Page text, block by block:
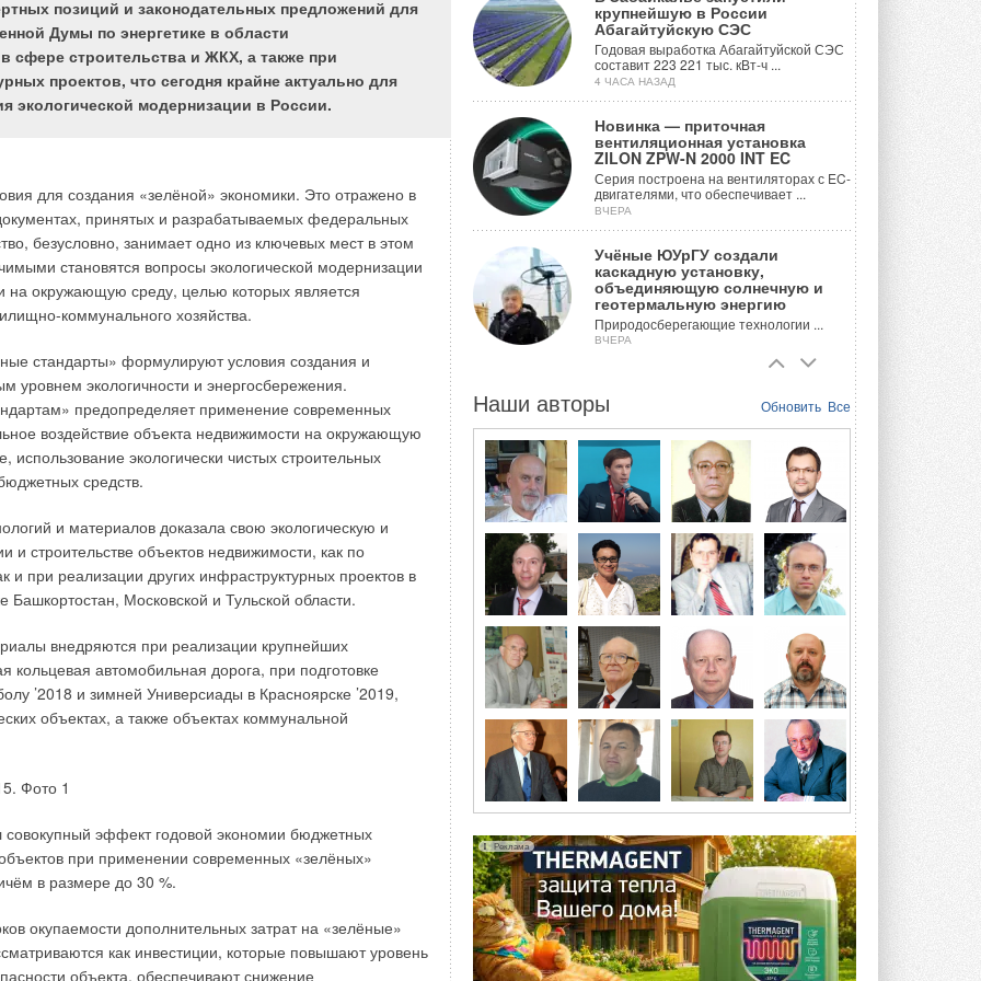
позиций и законодательных предложений для
Думы по энергетике в области
сфере строительства и ЖКХ, а также при
проектов, что сегодня крайне актуально для
экологической модернизации в России.
для создания «зелёной» экономики. Это отражено в
принятых и разрабатываемых федеральных
безусловно, занимает одно из ключевых мест в этом
становятся вопросы экологической модернизации
на окружающую среду, целью которых является
коммунального хозяйства.
стандарты» формулируют условия создания и
уровнем экологичности и энергосбережения.
предопределяет применение современных
воздействие объекта недвижимости на окружающую
экологически чистых строительных
средств.
и материалов доказала свою экологическую и
строительстве объектов недвижимости, как по
и при реализации других инфраструктурных проектов в
Башкортостан, Московской и Тульской области.
внедряются при реализации крупнейших
кольцевая автомобильная дорога, при подготовке
’2018 и зимней Универсиады в Красноярске ’2019,
объектах, а также объектах коммунальной
эффект годовой экономии бюджетных
при применении современных «зелёных»
в размере до 30 %.
окупаемости дополнительных затрат на «зелёные»
как инвестиции, которые повышают уровень
объекта, обеспечивают снижение
крупнейшую в России
Абагайтуйскую СЭС
Годовая выработка Абагайтуйской СЭС
составит 223 221 тыс. кВт-ч ...
4 ЧАСА НАЗАД
Новинка — приточная
вентиляционная установка
ZILON ZPW-N 2000 INT EC
Серия построена на вентиляторах с EC-
двигателями, что обеспечивает ...
ВЧЕРА
Учёные ЮУрГУ создали
каскадную установку,
объединяющую солнечную и
геотермальную энергию
Природосберегающие технологии ...
ВЧЕРА
технологию защиты
ветрогенераторов от аварий
Разработка учитывает влияние
мерзлоты, обледенения и снеговых ...
ВЧЕРА
Гибридный тепловой насос PV/T
с одним общим испарителем
Исследователи предложили
конструкцию двухисточникового ...
5 АВГУСТА 2026
21-й ежегодный форум
«ЦОД-2026»
Мероприятие пройдет 2-3 сентября в
отеле Radisson Slavyanskaya. Форум
посетит более двух тысяч участников ...
5 АВГУСТА 2026
Китайская Shenling представила
линейку тепловых насосов
«воздух-вода» на R290
включает три модели ...
4 АВГУСТА 2026
Тепловые насосы в связке с
солнечной генерацией и
накопителем снижают
потребление на 60%
Исследователи из Италии установили ...
Обновить Все
Наши авторы
Реклама
компетентности принимаемых решений,
и объективном анализе поступающих
а также объективный отраслевой запрос на
инициатив по преодолению барьеров и мерам
в Российской Федерации явились основанием
по энергетике. Деятельность секции направлена на
по энергетике в решении задач создания
энергетического сектора страны для
и повышения качества жизни населения,
позиций, осуществления перестройки,
«узких мест» в развитии энергетической
продолжается активный процесс адаптации
реформируемого энергетического сектора
социально-экономическим и политическим
осуществляемым в других отраслях экономики. Этот
синхронизации и нередко принимаемые решения
входят руководители регионов, а также обладающие
опытом высококвалифицированные специалисты,
различных отраслей экономики (энергетика,
повседневной практической работе сталкивающиеся
в обеспечении устойчивого развития
регионов, ЖКХ, производственных предприятий.
Организации черноморского экономического
выработку мероприятий и рекомендаций по
устойчивому развитию энергетики, где
решения, направленные на соблюдение
проектах позволило получить значительный опыт и по-
устойчивого развития энергетики, которые
внутренними проблемами ТЭК, но и проблемами